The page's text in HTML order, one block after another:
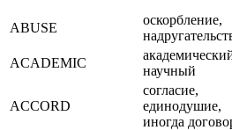
ABUSE
оскорбление,
ACADEMIC
научный
ACCORD
согласие,
единодушие,
иногда